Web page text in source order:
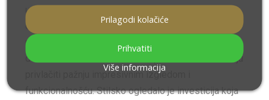
utjecat će na usklađenost interijera. Elegantni okvir
ogledala odlično će se uskladiti s elegantnim
namještajem, često stiliziranim na vintage. Mali broj
dodataka i ukrasa znači da neophodni dodaci trebaju
privlačiti pažnju impresivnim izgledom i
funkcionalnošću. Stilsko ogledalo je investicija koja
Više informacija
Prilagodi kolačiće
Prihvatiti